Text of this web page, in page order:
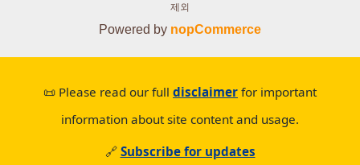
제외
Powered by nopCommerce
📜 Please read our full disclaimer for important
information about site content and usage.
🔗 Subscribe for updates